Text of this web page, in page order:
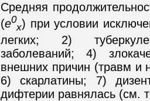
Средняя
(e0
x) при условии
легких; 2)
заболеваний; 4)
внешних причин (травм и
6) скарлатины; 7)
дифтерии равнялась (см.